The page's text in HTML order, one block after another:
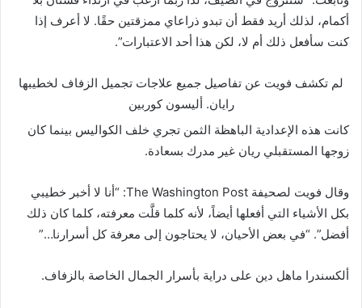
أكمام، لذلك أريد فقط أن تبدو ذراعاي ممزقتين حقًا. لا أعرف إذا
كنت سأفعل ذلك أم لا، لكن هذا أحد الاعتبارات”.
لم تكشف فويت عن تفاصيل جميع علاجات تجميل الزفاف لخطيبها
رايان.أليسون كوربين
كانت هذه الإعدادية الباهظة الثمن تجري خلف الكواليس بينما كان
زوجها المستقبلي ريان غير مدرك بسعادة.
وقال فويت لصحيفة The Washington Post: “أنا لا أخبر خطيبي
بكل الأشياء التي أفعلها أيضاً، لأنه كلما قلَّت معرفته، كلما كان ذلك
أفضل”. “في بعض الأحيان، لا يحتاجون إلى معرفة كل أسرارنا…”
ألكسندرا ماهل دين على دراية بأسرار الجمال الخاصة بالزفاف.